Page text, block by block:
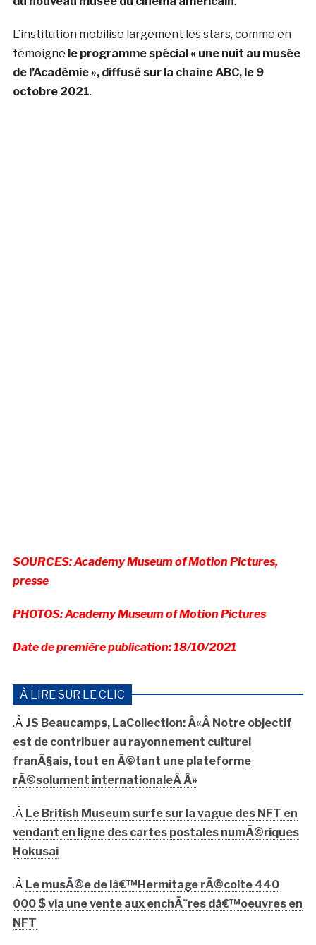
L’institution mobilise largement les stars, comme en
témoigne le programme spécial « une nuit au musée
de l’Académie », diffusé sur la chaine ABC, le 9
octobre 2021.
SOURCES: Academy Museum of Motion Pictures,
presse
PHOTOS: Academy Museum of Motion Pictures
Date de première publication: 18/10/2021
À LIRE SUR LE CLIC
.Â JS Beaucamps, LaCollection: Â«Â Notre objectif
est de contribuer au rayonnement culturel
franÃ§ais, tout en Ã©tant une plateforme
rÃ©solument internationaleÂ Â»
.Â Le British Museum surfe sur la vague des NFT en
vendant en ligne des cartes postales numÃ©riques
Hokusai
.Â Le musÃ©e de lâ€™Hermitage rÃ©colte 440
000 $ via une vente aux enchÃ¨res dâ€™oeuvres en
NFT